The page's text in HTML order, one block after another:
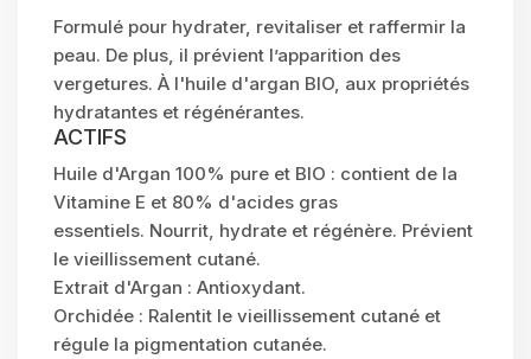
Formulé pour hydrater, revitaliser et raffermir la
peau. De plus, il prévient l’apparition des
vergetures. À l'huile d'argan BIO, aux propriétés
hydratantes et régénérantes.
ACTIFS
Huile d'Argan 100% pure et BIO : contient de la
Vitamine E et 80% d'acides gras
essentiels. Nourrit, hydrate et régénère. Prévient
le vieillissement cutané.
Extrait d'Argan : Antioxydant.
Orchidée : Ralentit le vieillissement cutané et
régule la pigmentation cutanée.